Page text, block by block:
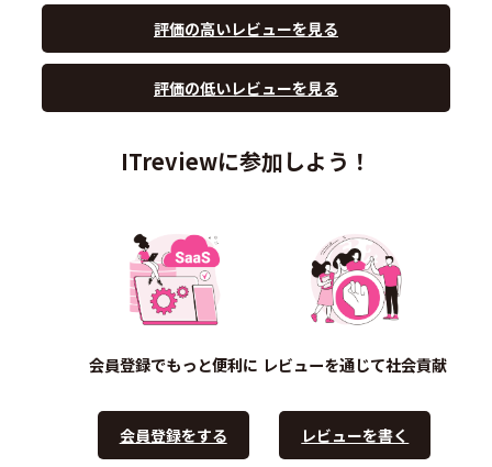
評価の高いレビューを見る
評価の低いレビューを見る
ITreviewに参加しよう！
会員登録でもっと便利に
会員登録をする
レビューを通じて社会貢献
レビューを書く